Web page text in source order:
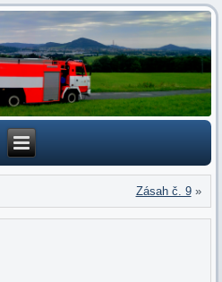
Zásah č. 9»